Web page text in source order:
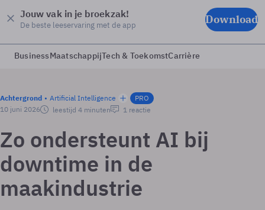
Jouw vak in je broekzak!
De beste leeservaring met de app Download
BusinessMaatschappijTech & ToekomstCarrière
Achtergrond Artificial Intelligence
PRO
10 juni 2026
leestijd 4 minuten 1 reactie
Zo ondersteunt AI bij
downtime in de
maakindustrie